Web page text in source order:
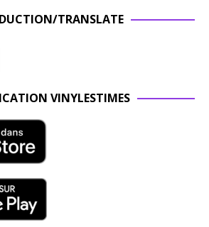
TRANSLATE
VINYLESTIMES